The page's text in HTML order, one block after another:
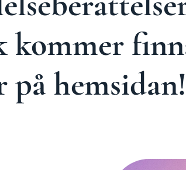
kommer
på hemsidan!